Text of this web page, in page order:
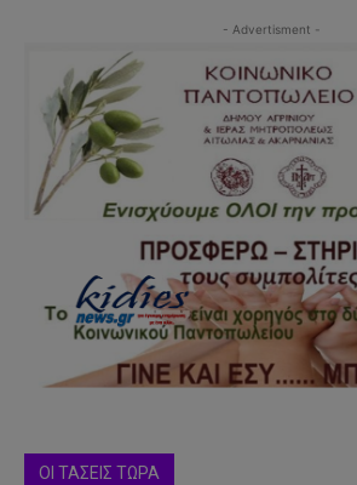
- Advertisment -
ΟΙ ΤΑΣΕΙΣ ΤΩΡΑ